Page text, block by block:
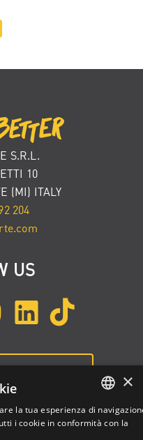
S.R.L.
10
(MI) ITALY
204
US
ENGLISH
×
la tua esperienza di
i cookie in conformità con la